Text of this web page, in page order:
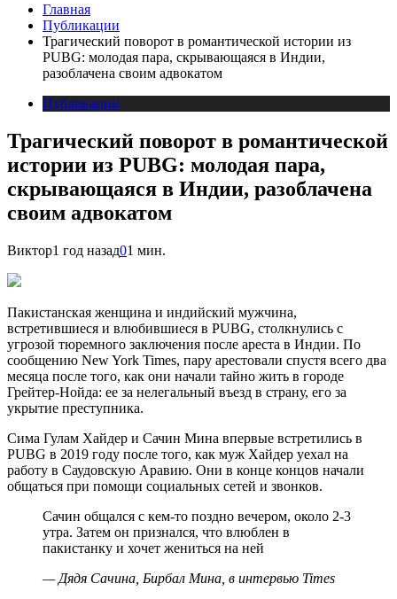
Главная
Публикации
Трагический поворот в романтической истории из
PUBG: молодая пара, скрывающаяся в Индии,
разоблачена своим адвокатом
Публикации
Трагический поворот в романтической
истории из PUBG: молодая пара,
скрывающаяся в Индии, разоблачена
своим адвокатом
Виктор1 год назад01 мин.
Пакистанская женщина и индийский мужчина,
встретившиеся и влюбившиеся в PUBG, столкнулись с
угрозой тюремного заключения после ареста в Индии. По
сообщению New York Times, пару арестовали спустя всего два
месяца после того, как они начали тайно жить в городе
Грейтер-Нойда: ее за нелегальный въезд в страну, его за
укрытие преступника.
Сима Гулам Хайдер и Сачин Мина впервые встретились в
PUBG в 2019 году после того, как муж Хайдер уехал на
работу в Саудовскую Аравию. Они в конце концов начали
общаться при помощи социальных сетей и звонков.
Сачин общался с кем-то поздно вечером, около 2-3
утра. Затем он признался, что влюблен в
пакистанку и хочет жениться на ней
— Дядя Сачина, Бирбал Мина, в интервью Times